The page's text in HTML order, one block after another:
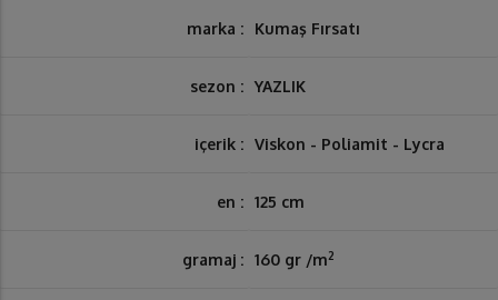
marka : Kumaş Fırsatı
sezon : YAZLIK
içerik : Viskon - Poliamit - Lycra
en : 125 cm
gramaj : 160 gr /m2